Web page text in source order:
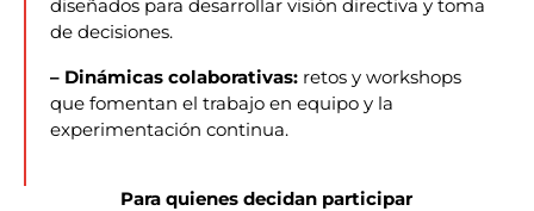
diseñados para desarrollar visión directiva y toma
de decisiones.
– Dinámicas colaborativas: retos y workshops
que fomentan el trabajo en equipo y la
experimentación continua.
Para quienes decidan participar